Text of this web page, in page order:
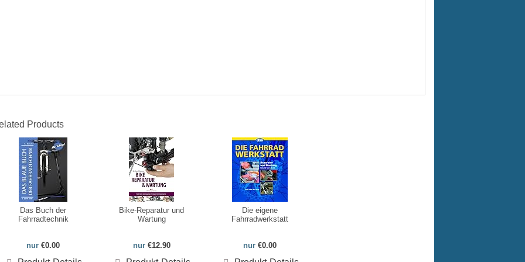
Products
Das Buch der
Fahrradtechnik
nur €0.00
Bike-Reparatur und
Wartung
nur €12.90
Die eigene
Fahrradwerkstatt
nur €0.00